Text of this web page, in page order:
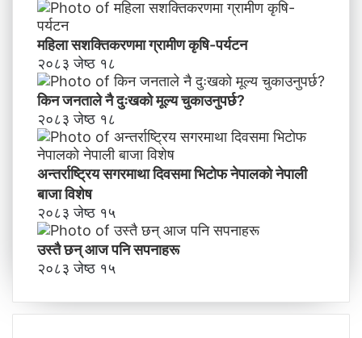
महिला सशक्तिकरणमा ग्रामीण कृषि-पर्यटन
२०८३ जेष्ठ १८
किन जनताले नै दुःखको मूल्य चुकाउनुपर्छ?
२०८३ जेष्ठ १८
अन्तर्राष्ट्रिय सगरमाथा दिवसमा भिटाेफ नेपालकाे नेपाली
बाजा विशेष
२०८३ जेष्ठ १५
उस्तै छन् आज पनि सपनाहरू
२०८३ जेष्ठ १५